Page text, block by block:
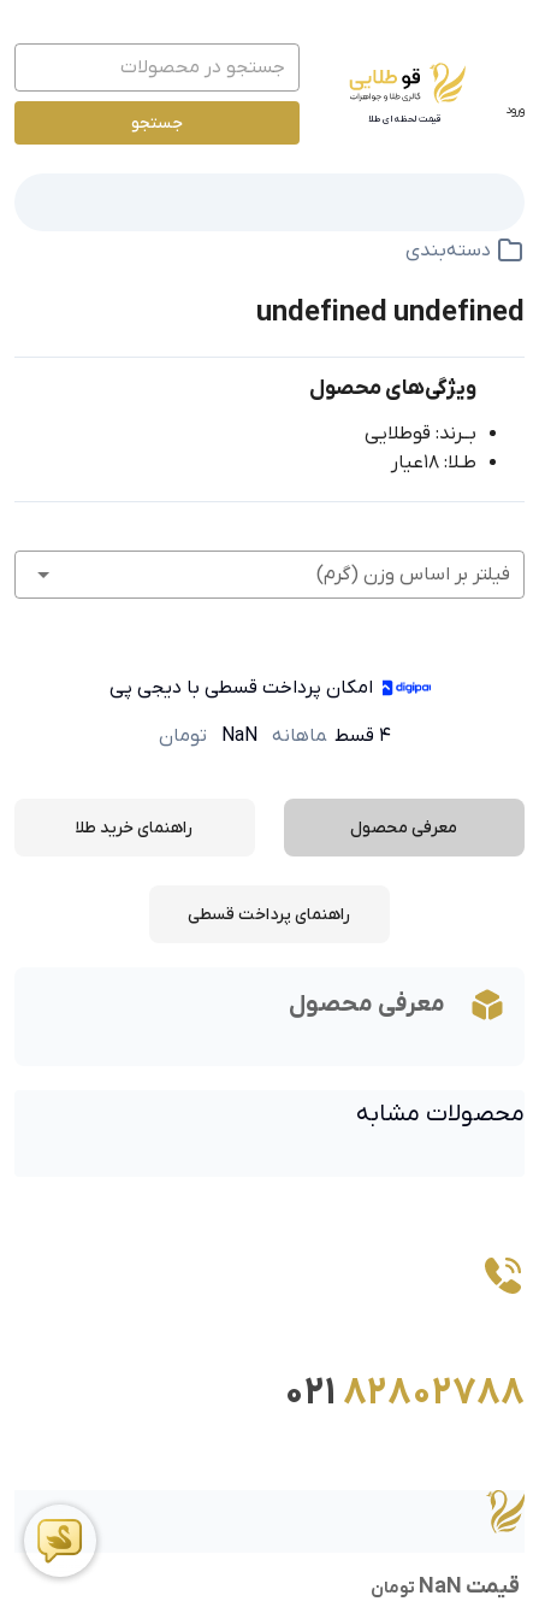
ورود
قیمت لحظه ای طلا جستجو
دسته‌بندی
undefined undefined
ویژگی‌های محصول
بــرند: قوطلایی
طـلا: 18عیار
فیلتر بر اساس وزن (گرم)
امکان پرداخت قسطی با دیجی پی
۴ قسط
ماهانه NaN تومان
قیمت NaN تومان
معرفی محصول راهنمای خرید طلا
راهنمای پرداخت قسطی
معرفی محصول
محصولات مشابه
82802788
021